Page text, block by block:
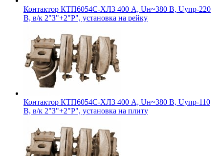
Контактор КТП6054С-ХЛ3 400 А, Uн~380 В, Uупр-220
В, в/к 2"З"+2"Р", установка на рейку
Контактор КТП6054С-ХЛ3 400 А, Uн~380 В, Uупр-110
В, в/к 2"З"+2"Р", установка на плиту